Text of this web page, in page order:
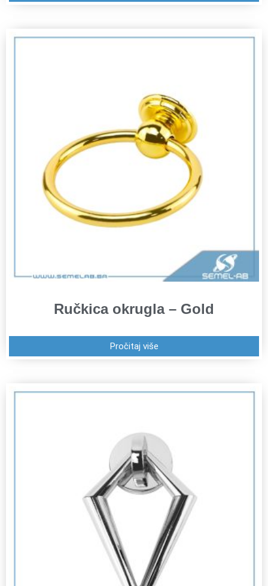
Ručkica okrugla – Gold
Pročitaj više